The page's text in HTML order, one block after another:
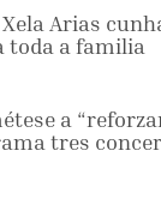
Arias
toda a familia
a
tres